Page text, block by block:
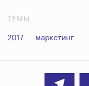
ТЕМЫ
2017 маркетинг